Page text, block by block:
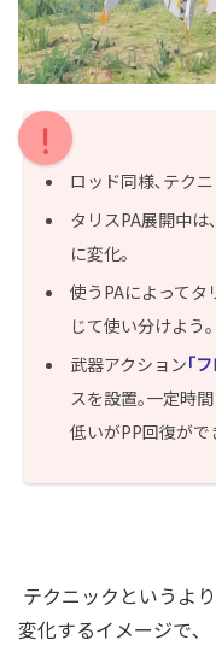
ロッド同様､テク
タリスPA展開中
に変化｡
使うPAによって
じて使い分けよう｡
武器アクション｢
スを設置｡一定時
低いがPP回復がで
テクニックというよ
変化するイメージで､